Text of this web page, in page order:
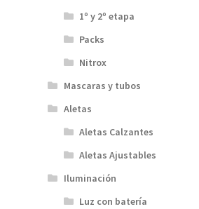
1º y 2º etapa
Packs
Nitrox
Mascaras y tubos
Aletas
Aletas Calzantes
Aletas Ajustables
Iluminación
Luz con batería